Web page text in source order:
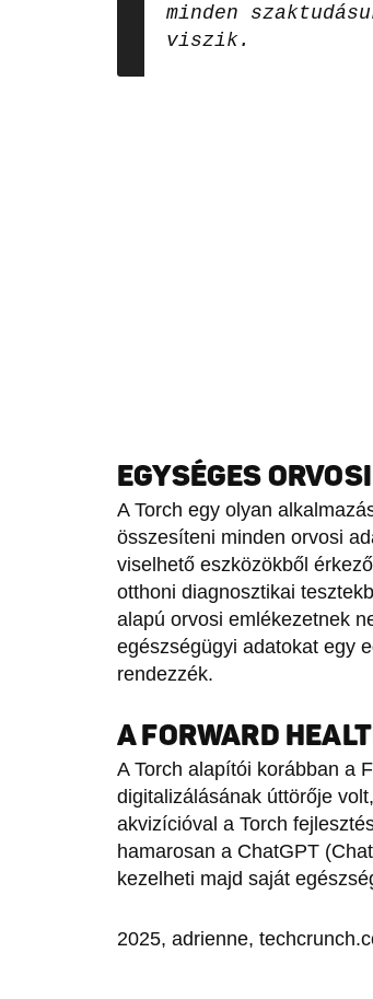
minden
viszik.
EGYSÉGES
A Torch egy olyan
összesíteni minden orvosi
viselhető eszközökből
otthoni diagnosztikai
alapú orvosi emlékezetnek
egészségügyi adatokat egy
rendezzék.
A FORWARD
A Torch alapítói korábban a
digitalizálásának úttörője
akvizícióval a Torch
hamarosan a ChatGPT
kezelheti majd saját
2025, adrienne,